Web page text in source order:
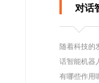
对话
随着科技的
话智能机器
有哪些作用